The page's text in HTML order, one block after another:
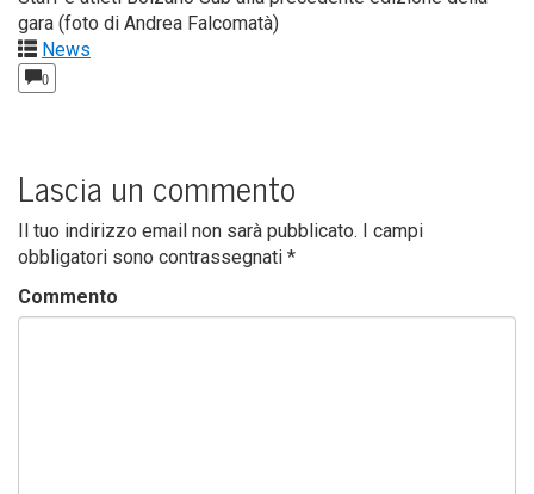
gara (foto di Andrea Falcomatà)
News
0
Lascia un commento
Il tuo indirizzo email non sarà pubblicato. I campi
obbligatori sono contrassegnati *
Commento